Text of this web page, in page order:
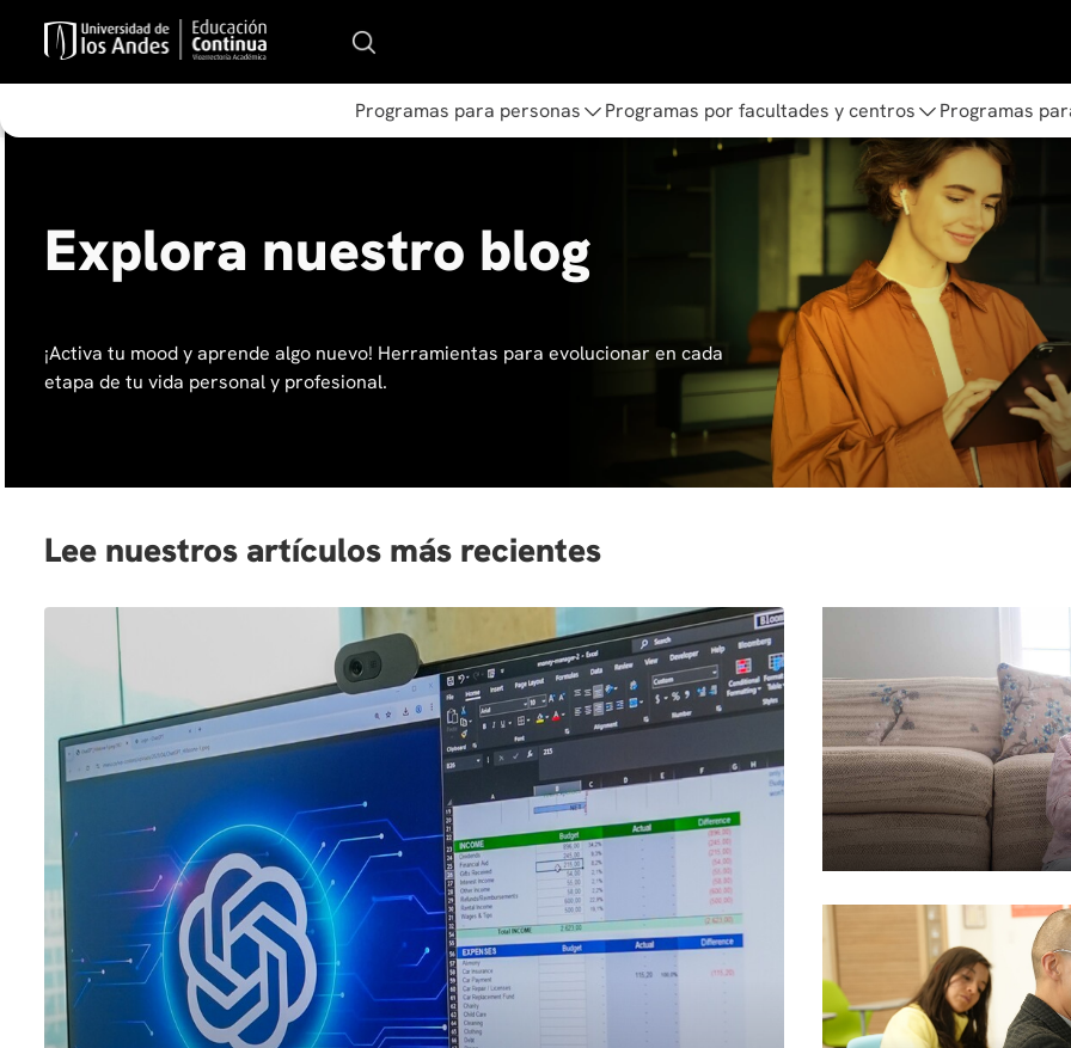
Programas para personas Programas por facultades y centros Programas
Explora nuestro blog
¡Activa tu mood y aprende algo nuevo! Herramientas para evolucionar en cada
etapa de tu vida personal y profesional.
Lee nuestros artículos más recientes